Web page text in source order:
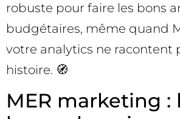
robuste pour faire les bons
budgétaires, même quand
votre analytics ne racontent
histoire. 🧭
MER marketing :